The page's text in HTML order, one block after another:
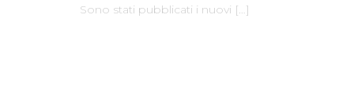
Sono stati pubblicati i nuovi […]